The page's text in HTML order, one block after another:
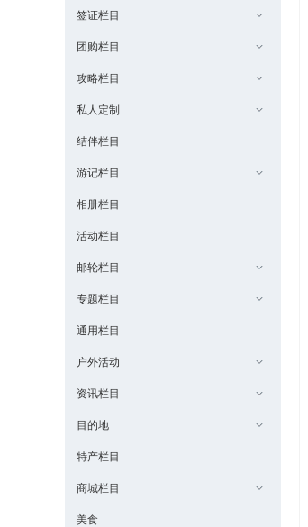
板（免费）
签证栏目
团购栏目
攻略栏目
私人定制
结伴栏目
游记栏目
相册栏目
活动栏目
邮轮栏目
专题栏目
通用栏目
户外活动
资讯栏目
目的地
特产栏目
商城栏目
美食